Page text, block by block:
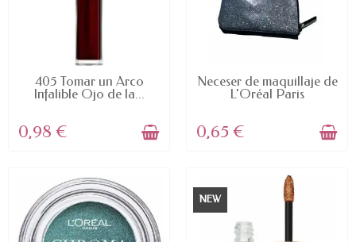
AVAILABLE
405 Tomar un Arco
Infalible Ojo de la...
0,98 €
AVAILABLE
Neceser de maquillaje de
L'Oréal Paris
0,65 €
NEW